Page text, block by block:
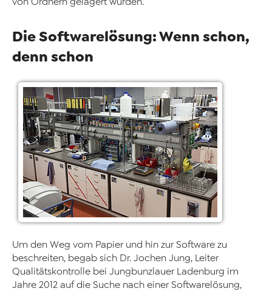
Die Softwarelösung: Wenn schon,
denn schon
Um den Weg vom Papier und hin zur Software zu
beschreiten, begab sich Dr. Jochen Jung, Leiter
Qualitätskontrolle bei Jungbunzlauer Ladenburg im
Jahre 2012 auf die Suche nach einer Softwarelösung,